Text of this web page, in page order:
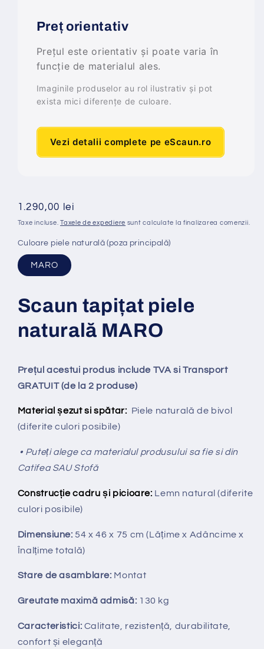
Preț orientativ
Prețul este orientativ și poate varia în
funcție de materialul ales.
Imaginile produselor au rol ilustrativ și pot
exista mici diferențe de culoare.
Vezi detalii complete pe eScaun.ro
Preț
obișnuit
1.290,00 lei
Taxe incluse.Taxele de expediere sunt calculate la finalizarea comenzii.
Culoare piele naturală (poza principală)
MARO
Scaun tapițat piele
naturală MARO
Prețul acestui produs include TVA si Transport
GRATUIT (de la 2 produse)
Material șezut si spătar: Piele naturală de bivol
(diferite culori posibile)
• Puteți alege ca materialul produsului sa fie si din
Catifea SAU Stofă
Construcție cadru și picioare: Lemn natural (diferite
culori posibile)
Dimensiune: 54 x 46 x 75 cm(Lățime x Adâncime x
Înalțime totală)
Stare de asamblare: Montat
Greutate maximă admisă: 130 kg
Caracteristici: Calitate, rezistență, durabilitate,
confort și eleganță